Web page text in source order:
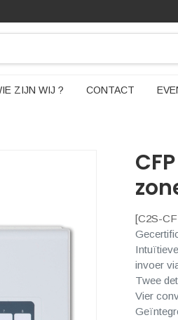
ZIJN WIJ ? CONTACT
[C2S-
invoer
Twee
Vier